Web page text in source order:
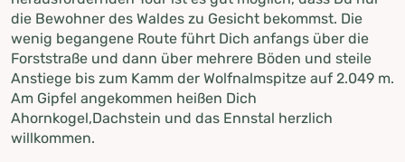
die Bewohner des Waldes zu Gesicht bekommst. Die
wenig begangene Route führt Dich anfangs über die
Forststraße und dann über mehrere Böden und steile
Anstiege bis zum Kamm der Wolfnalmspitze auf 2.049 m.
Am Gipfel angekommen heißen Dich
Ahornkogel,Dachstein und das Ennstal herzlich
willkommen.